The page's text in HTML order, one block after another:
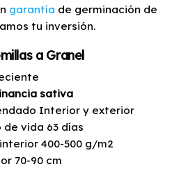
garantía de germinación de
tu inversión.
a Granel
sativa
Interior y exterior
vida 63 días
400-500 g/m2
70-90 cm